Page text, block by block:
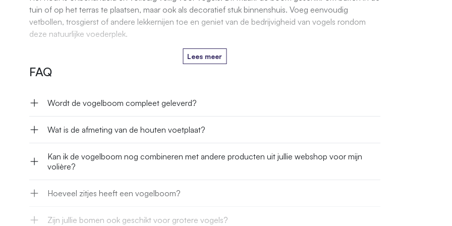
tuin of op het terras te plaatsen, maar ook als decoratief stuk binnenshuis. Voeg eenvoudig
vetbollen, trosgierst of andere lekkernijen toe en geniet van de bedrijvigheid van vogels rondom
deze natuurlijke voederplek.
Lees meer
FAQ
Wordt de vogelboom compleet geleverd?
Wat is de afmeting van de houten voetplaat?
Kan ik de vogelboom nog combineren met andere producten uit jullie webshop voor mijn
volière?
Hoeveel zitjes heeft een vogelboom?
Zijn jullie bomen ook geschikt voor grotere vogels?